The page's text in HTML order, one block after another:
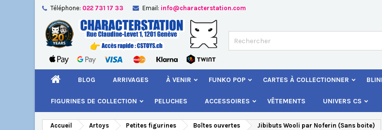
Téléphone: 022 731 17 33 Email: info@characterstation.com
BLOG ARRIVAGES À VENIR FUNKO POP CARTES À COLLECTIONNER
FIGURINES DE COLLECTION PELUCHES ACCESSOIRES VÊTEMENTS UNIVERS CS
Accueil Artoys Petites figurines Boîtes ouvertes Jibibuts Wooli par Noferin (Sans boite)
Ajouter à ma liste d'envies
Créer une nouvelle liste
Créer une liste d'envies
Nom de la liste d'envies
Connexion
Vous devez être connecté pour ajouter des produits à
Annuler